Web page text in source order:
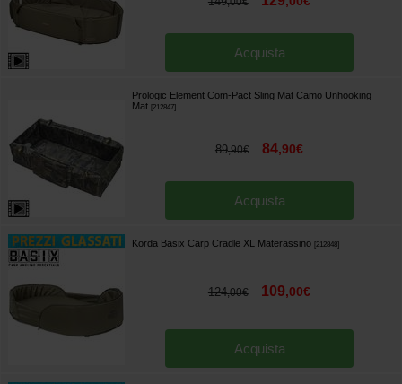
Acquista
Prologic Element Com-Pact Sling Mat Camo Unhooking
Mat [212847]
89,90€ 84,90€
Acquista
Korda Basix Carp Cradle XL Materassino [212848]
124,00€ 109,00€
Acquista